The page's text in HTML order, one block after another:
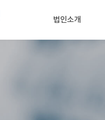
법인소개